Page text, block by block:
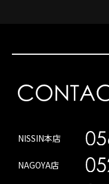
NISSIN本店
NAGOYA店